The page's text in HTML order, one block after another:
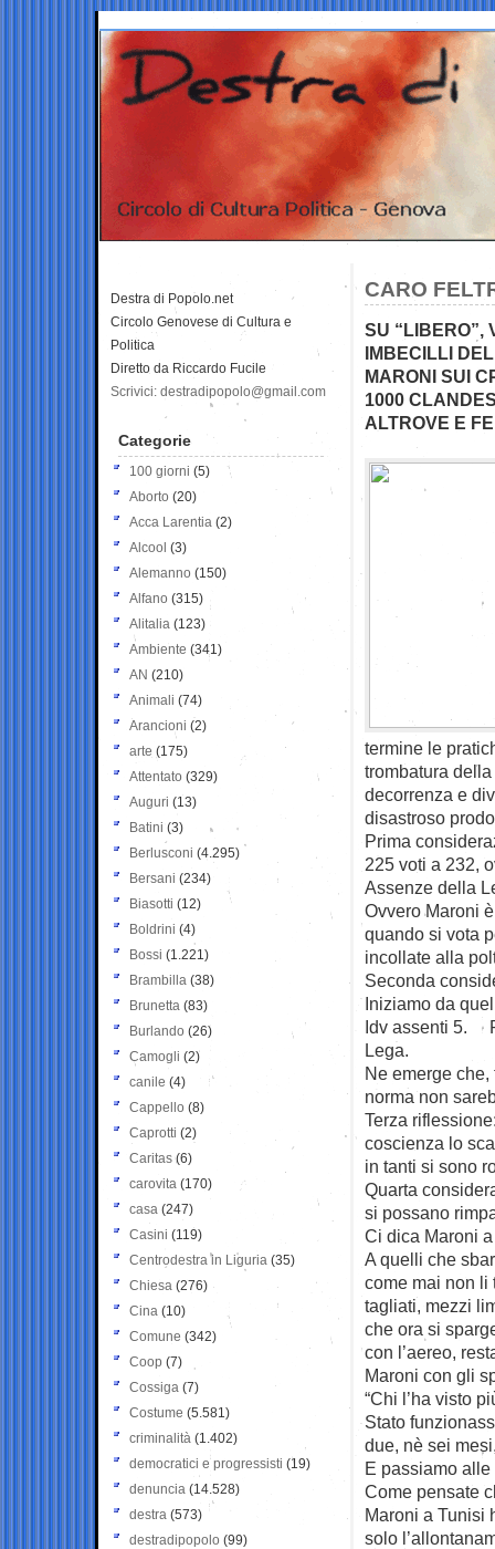
CARO
SU “LIBERO”,
IMBECILLI
MARONI SUI
1000
ALTROVE E
termine le
trombatura
decorrenza e
disastroso
Prima
225 voti a 232,
Assenze della
Ovvero Maroni
quando si vota
incollate alla
Seconda
Iniziamo da
Idv assenti 5.
Lega.
Ne emerge
norma non
Terza
coscienza lo
in tanti si sono
Quarta
si possano
Ci dica Maroni
A quelli che
come mai non li
tagliati, mezzi
che ora si
con l’aereo,
Maroni con gli
“Chi l’ha visto
Stato
due, nè sei
E passiamo
Come pensate
Maroni a Tunisi
solo
Destra di Popolo.net
Circolo Genovese di Cultura e
Politica
Diretto da Riccardo Fucile
Scrivici: destradipopolo@gmail.com
Categorie
100 giorni (5)
Aborto (20)
Acca Larentia (2)
Alcool (3)
Alemanno (150)
Alfano (315)
Alitalia (123)
Ambiente (341)
AN (210)
Animali (74)
Arancioni (2)
arte (175)
Attentato (329)
Auguri (13)
Batini (3)
Berlusconi (4.295)
Bersani (234)
Biasotti (12)
Boldrini (4)
Bossi (1.221)
Brambilla (38)
Brunetta (83)
Burlando (26)
Camogli (2)
canile (4)
Cappello (8)
Caprotti (2)
Caritas (6)
carovita (170)
casa (247)
Casini (119)
Centrodestra in Liguria (35)
Chiesa (276)
Cina (10)
Comune (342)
Coop (7)
Cossiga (7)
Costume (5.581)
criminalità (1.402)
democratici e progressisti (19)
denuncia (14.528)
destra (573)
destradipopolo (99)